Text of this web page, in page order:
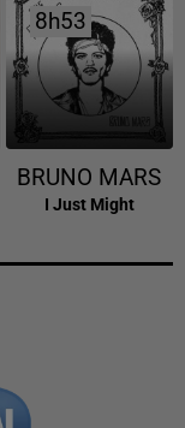
8h53
8h53
BRUNO MARS
I Just Might